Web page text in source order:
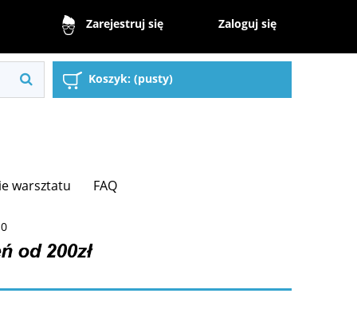
Zarejestruj się Zaloguj się
Koszyk: (pusty)
warsztatu FAQ